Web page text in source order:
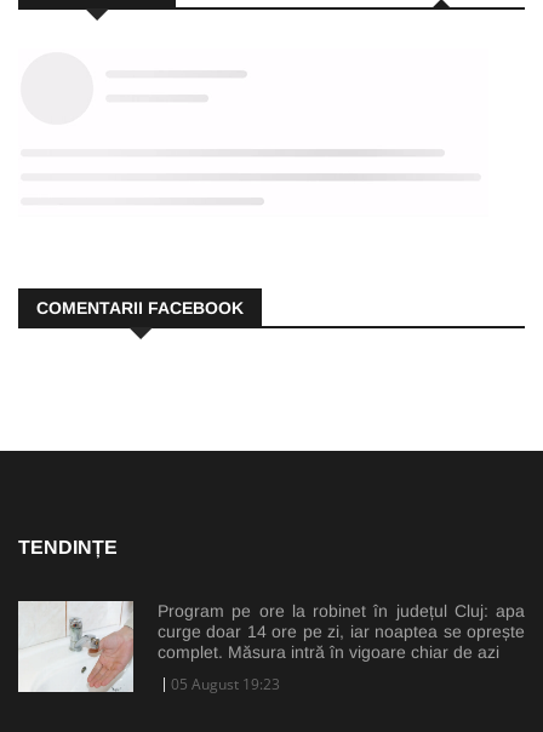
COMENTARII FACEBOOK
TENDINȚE
Program pe ore la robinet în județul Cluj: apa
curge doar 14 ore pe zi, iar noaptea se oprește
complet. Măsura intră în vigoare chiar de azi
05 August 19:23